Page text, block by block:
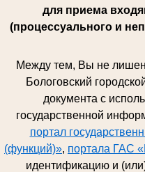
для приема
(процессуального и
Между тем, Вы не
Бологовский
документа с
государственной
портал
(функций)», портала ГАС
идентификацию и